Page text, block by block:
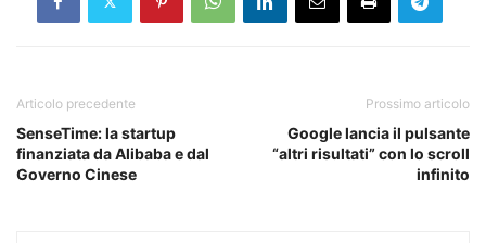
Articolo precedente
SenseTime: la startup
finanziata da Alibaba e dal
Governo Cinese
Prossimo articolo
Google lancia il pulsante
“altri risultati” con lo scroll
infinito